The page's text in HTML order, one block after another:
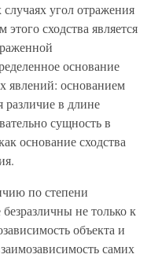
угол отражения
сходства является
основание
явлений: основанием
различие в длине
сущность в
основание сходства
по степени
не только к
объекта и
самих